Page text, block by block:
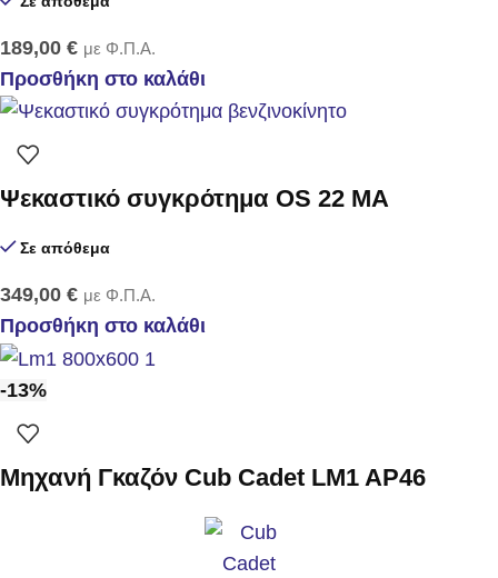
189,00 € με Φ.Π.Α.
Προσθήκη στο καλάθι
Ψεκαστικό συγκρότημα OS 22 MA
Σε απόθεμα
349,00 € με Φ.Π.Α.
Προσθήκη στο καλάθι
-13%
Μηχανή Γκαζόν Cub Cadet LM1 AP46